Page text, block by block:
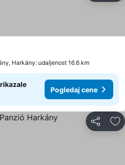
Harkány: udaljenost 16.6 km
Pogledaj cene
Deli